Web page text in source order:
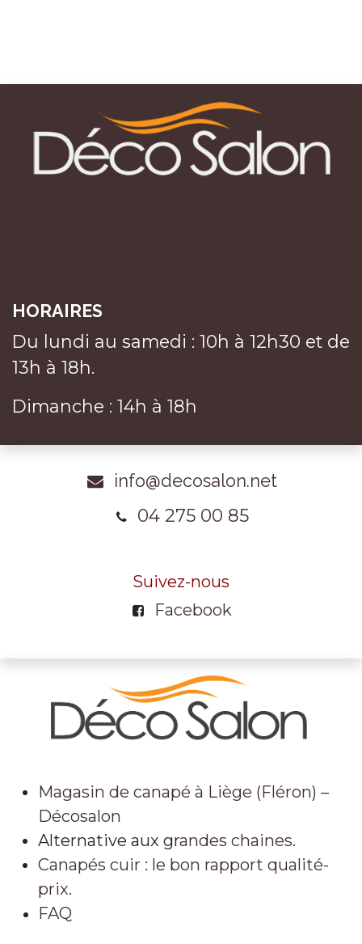
HORAIRES
Du lundi au samedi : 10h à 12h30 et de
13h à 18h.
Dimanche : 14h à 18h
info@decosalon.net
04 275 00 85
Suivez-nous
Facebook
Magasin de canapé à Liège (Fléron) –
Décosalon
Alternative aux grandes chaines.
Canapés cuir : le bon rapport qualité-
prix.
FAQ